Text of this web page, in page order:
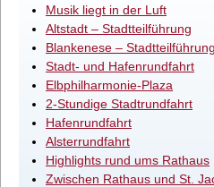
Musik liegt in der Luft
Altstadt – Stadtteilführung
Blankenese – Stadtteilführung
Stadt- und Hafenrundfahrt
Elbphilharmonie-Plaza
2-Stundige Stadtrundfahrt
Hafenrundfahrt
Alsterrundfahrt
Highlights rund ums Rathaus
Zwischen Rathaus und St.